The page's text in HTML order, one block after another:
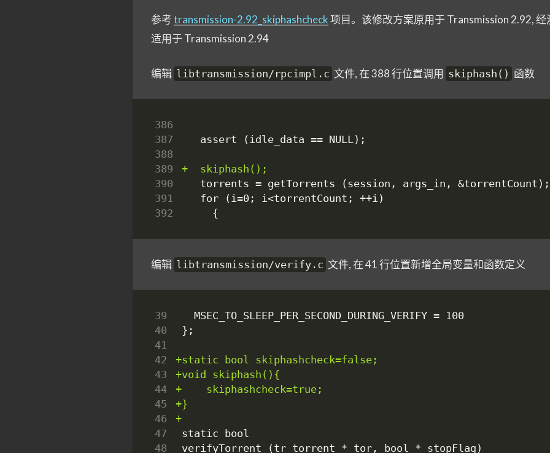
参考transmission-2.92_skiphashcheck项目。该修改方案原用于 Transmission 2.92, 经
适用于 Transmission 2.94
编辑 libtransmission/rpcimpl.c 文件, 在 388 行位置调用 skiphash() 函数
386
387
388
389
390
391
392
编辑 libtransmission/verify.c 文件, 在 41 行位置新增全局变量和函数定义
39
40
41
42
43
44
45
46
+
47
48